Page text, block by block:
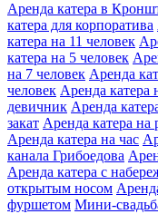
Аренда катера в
катера для корпоратива
катера на 11 человек
катера на 5 человек
на 7 человек Аренда
человек Аренда катера
девичник Аренда
закат Аренда катера на
Аренда катера на час
канала Грибоедова
Аренда катера с
открытым носом
фуршетом Мини-